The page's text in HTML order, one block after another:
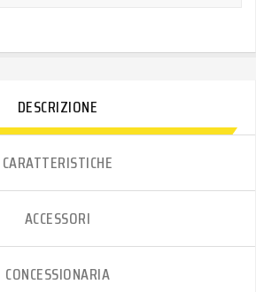
DESCRIZIONE
CARATTERISTICHE
ACCESSORI
CONCESSIONARIA